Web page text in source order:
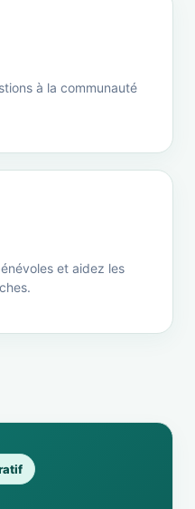
à la communauté
et aidez les